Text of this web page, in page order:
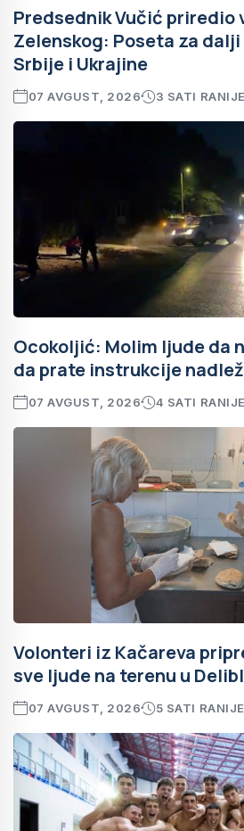
Predsednik Vučić priredio
Zelenskog: Poseta za
Srbije i Ukrajine
07 AVGUST, 2026 3 SATI RANIJE
Ocokoljić: Molim ljude da
da prate instrukcije
07 AVGUST, 2026 4 SATI RANIJE
Volonteri iz Kačareva
sve ljude na terenu u
07 AVGUST, 2026 5 SATI RANIJE